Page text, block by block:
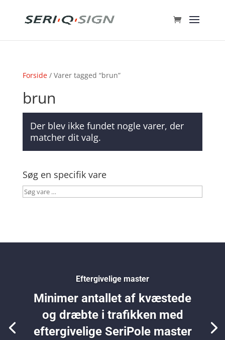
Forside/ Varer tagged “brun”
brun
Der blev ikke fundet nogle varer, der
matcher dit valg.
Søg en specifik vare
Søg
Eftergivelige master
Minimer antallet af kvæstede
og dræbte i trafikken med
eftergivelige SeriPole master